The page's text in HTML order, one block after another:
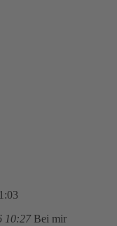
10:27Bei mir